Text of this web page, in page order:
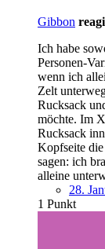
Gibbon
Ich habe
Personen-
wenn ich
Zelt
Rucksack
möchte. Im
Rucksack
Kopfseite
sagen: ich
alleine
28.
1 Punkt